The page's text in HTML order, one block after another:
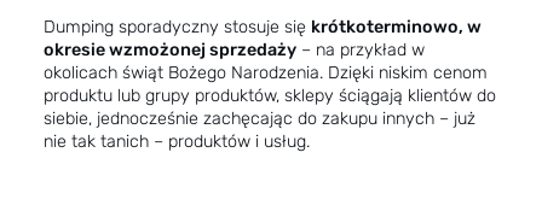
Dumping sporadyczny stosuje się krótkoterminowo, w
okresie wzmożonej sprzedaży – na przykład w
okolicach świąt Bożego Narodzenia. Dzięki niskim cenom
produktu lub grupy produktów, sklepy ściągają klientów do
siebie, jednocześnie zachęcając do zakupu innych – już
nie tak tanich – produktów i usług.